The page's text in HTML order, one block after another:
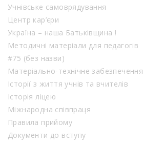
Учнівське самоврядування
Центр кар’єри
Україна – наша Батьківщина !
Методичні матеріали для педагогів
#75 (без назви)
Матеріально-технічне забезпечення
Історії з життя учнів та вчителів
Історія ліцею
Міжнародна співпраця
Правила прийому
Документи до вступу